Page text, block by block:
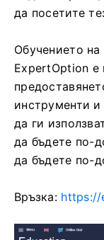
да посетите
Обучението
ExpertOption е
инструменти
да ги
да бъдете по-
да бъдете по-
Връзка: https://